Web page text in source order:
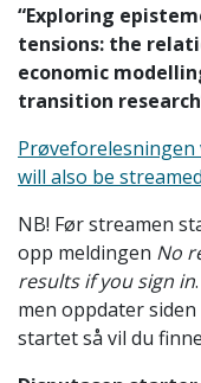
“Exploring
tensions: the
economic
transition
will also be
NB! Før streamen
opp meldingen No
results if you sign in
men oppdater
startet så vil du